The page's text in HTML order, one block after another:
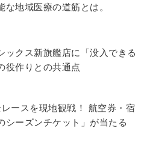
な地域医療の道筋とは。
ックス新旗艦店に「没入できる
作りとの共通点
ースを現地観戦！ 航空券・宿
シーズンチケット」が当たる